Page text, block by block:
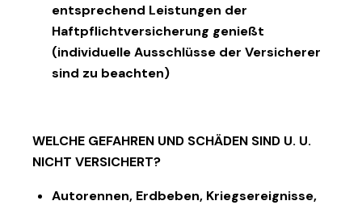
entsprechend Leistungen der
Haftpflichtversicherung genießt
(individuelle Ausschlüsse der Versicherer
sind zu beachten)
WELCHE GEFAHREN UND SCHÄDEN SIND U. U.
NICHT VERSICHERT?
Autorennen, Erdbeben, Kriegsereignisse,